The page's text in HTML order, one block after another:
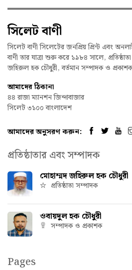
সিলেট বাণী
সিলেট বাণী সিলেটের জনপ্রিয় প্রিন্ট এবং
বাণী তার যাত্রা শুরু করে ১৯৮৪ সালে,
জহিরুল হক চৌধুরী, বর্তমান সম্পাদক ও
আমাদের ঠিকানা
৪৪ রাজা ম্যানশন জিন্দাবাজার
সিলেট ৩১০০ বাংলাদেশ
আমাদের অনুসরণ করুন:
প্রতিষ্ঠাতার এবং সম্পাদক
মোহাম্মদ জহিরুল হক চৌধুরী
প্রতিষ্ঠাতা সম্পাদক
ওবায়দুল হক চৌধুরী
সম্পাদক ও প্রকাশক
Pages